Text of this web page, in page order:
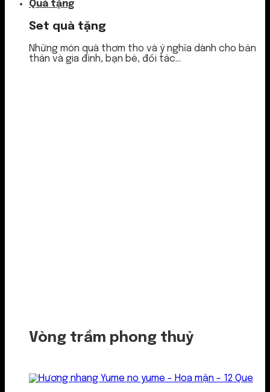
Quà tặng
Set quà tặng
Những món quà thơm tho và ý nghĩa dành cho bản
thân và gia đình, bạn bè, đối tác...
Vòng trầm phong thuỷ